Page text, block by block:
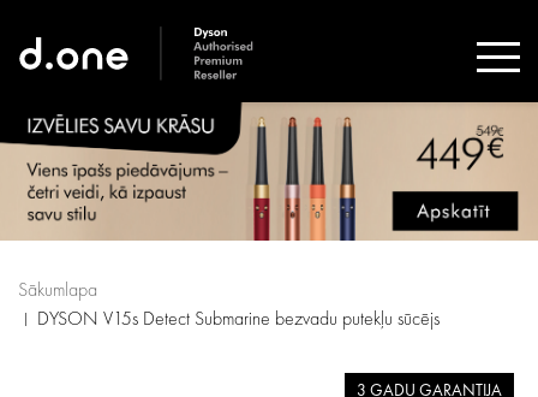
Sākumlapa
DYSON V15s Detect Submarine bezvadu putekļu sūcējs
3 GADU GARANTIJA